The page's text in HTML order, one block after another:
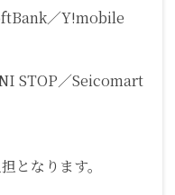
／Y!mobile
STOP／Seicomart
となります。